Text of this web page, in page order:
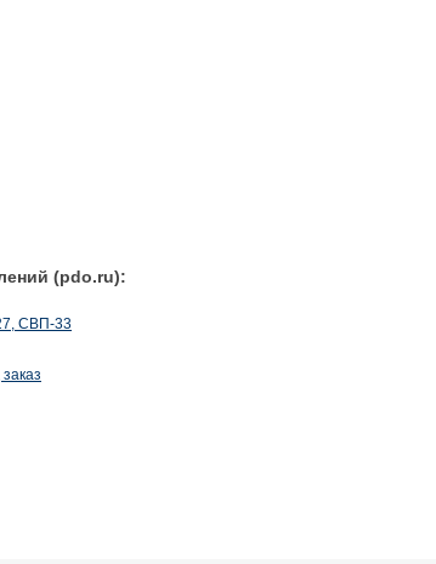
(pdo.ru):
СВП-33